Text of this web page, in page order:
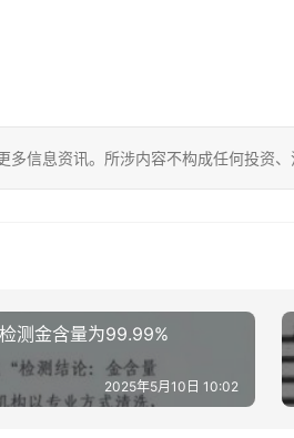
多信息资讯。所涉内容不构成任何投资
测金含量为99.99%
2025年5月10日 10:02